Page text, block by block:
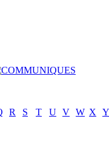
R S T U V W X Y